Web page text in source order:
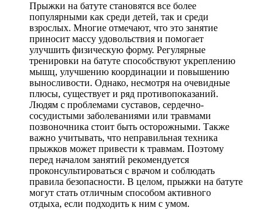
Прыжки на батуте становятся все более
популярными как среди детей, так и среди
взрослых. Многие отмечают, что это занятие
приносит массу удовольствия и помогает
улучшить физическую форму. Регулярные
тренировки на батуте способствуют укреплению
мышц, улучшению координации и повышению
выносливости. Однако, несмотря на очевидные
плюсы, существует и ряд противопоказаний.
Людям с проблемами суставов, сердечно-
сосудистыми заболеваниями или травмами
позвоночника стоит быть осторожными. Также
важно учитывать, что неправильная техника
прыжков может привести к травмам. Поэтому
перед началом занятий рекомендуется
проконсультироваться с врачом и соблюдать
правила безопасности. В целом, прыжки на батуте
могут стать отличным способом активного
отдыха, если подходить к ним с умом.